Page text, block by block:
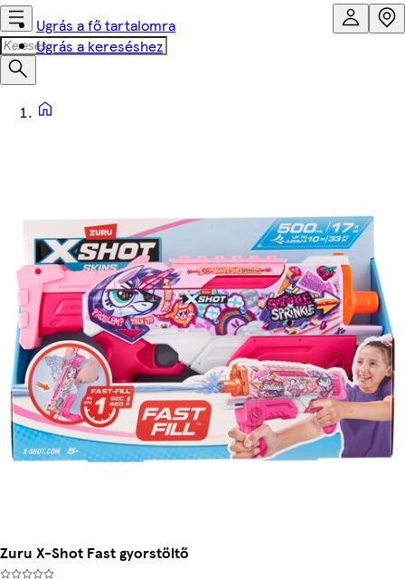
Ugrás a fő tartalomra
Ugrás a kereséshez
Zuru X-Shot Fast gyorstöltő